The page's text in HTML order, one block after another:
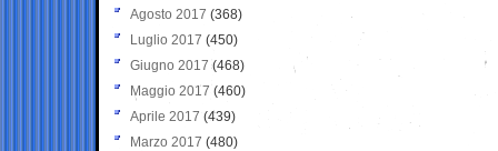
Agosto 2017 (368)
Luglio 2017 (450)
Giugno 2017 (468)
Maggio 2017 (460)
Aprile 2017 (439)
Marzo 2017 (480)